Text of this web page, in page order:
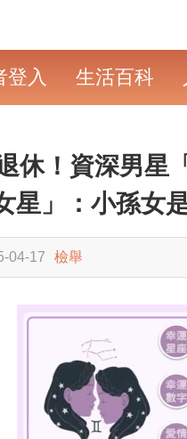
登入 生活百科
休！資深男
星」：小孫女
04-17 檢舉